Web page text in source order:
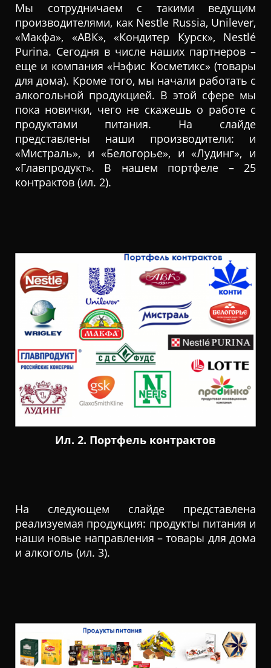
Мы сотрудничаем с такими ведущим
производителями, как Nestle Russia, Unilever,
«Макфа», «АВК», «Кондитер Курск», Nestlé
Purina. Сегодня в числе наших партнеров –
еще и компания «Нэфис Косметикс» (товары
для дома). Кроме того, мы начали работать с
алкогольной продукцией. В этой сфере мы
пока новички, чего не скажешь о работе с
продуктами питания. На слайде
представлены наши производители: и
«Мистраль», и «Белогорье», и «Лудинг», и
«Главпродукт». В нашем портфеле – 25
контрактов (ил. 2).
Ил. 2. Портфель контрактов
На следующем слайде представлена
реализуемая продукция: продукты питания и
наши новые направления – товары для дома
и алкоголь (ил. 3).